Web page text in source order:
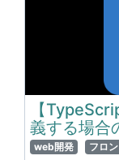
【
義する場合
web開発 フロ